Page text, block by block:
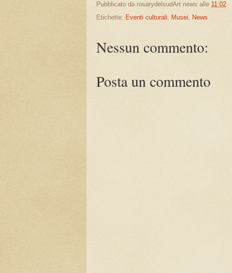
Pubblicato da rosarydelsudArt news alle 11:02
Etichette: Eventi culturali, Musei, News
Nessun commento:
Posta un commento